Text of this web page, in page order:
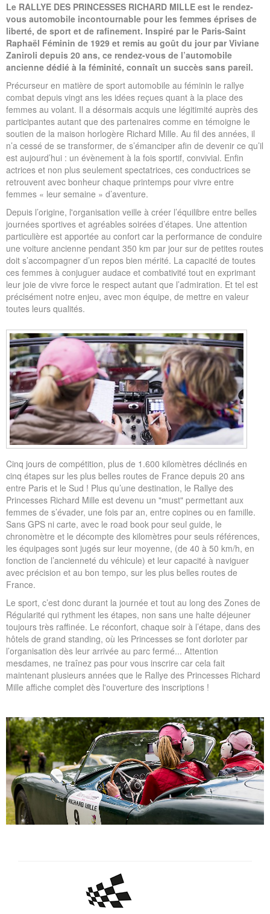
Le RALLYE DES PRINCESSES RICHARD MILLE est le rendez-
vous automobile incontournable pour les femmes éprises de
liberté, de sport et de rafinement. Inspiré par le Paris-Saint
Raphaël Féminin de 1929 et remis au goût du jour par Viviane
Zaniroli depuis 20 ans, ce rendez-vous de l’automobile
ancienne dédié à la féminité, connaît un succès sans pareil.
Précurseur en matière de sport automobile au féminin le rallye
combat depuis vingt ans les idées reçues quant à la place des
femmes au volant. Il a désormais acquis une légitimité auprès des
participantes autant que des partenaires comme en témoigne le
soutien de la maison horlogère Richard Mille. Au fil des années, il
n’a cessé de se transformer, de s’émanciper afin de devenir ce qu’il
est aujourd’hui : un évènement à la fois sportif, convivial. Enfin
actrices et non plus seulement spectatrices, ces conductrices se
retrouvent avec bonheur chaque printemps pour vivre entre
femmes « leur semaine » d’aventure.
Depuis l’origine, l'organisation veille à créer l’équilibre entre belles
journées sportives et agréables soirées d’étapes. Une attention
particulière est apportée au confort car la performance de conduire
une voiture ancienne pendant 350 km par jour sur de petites routes
doit s’accompagner d’un repos bien mérité. La capacité de toutes
ces femmes à conjuguer audace et combativité tout en exprimant
leur joie de vivre force le respect autant que l’admiration. Et tel est
précisément notre enjeu, avec mon équipe, de mettre en valeur
toutes leurs qualités.
Cinq jours de compétition, plus de 1.600 kilomètres déclinés en
cinq étapes sur les plus belles routes de France depuis 20 ans
entre Paris et le Sud ! Plus qu’une destination, le Rallye des
Princesses Richard Mille est devenu un "must" permettant aux
femmes de s’évader, une fois par an, entre copines ou en famille.
Sans GPS ni carte, avec le road book pour seul guide, le
chronomètre et le décompte des kilomètres pour seuls références,
les équipages sont jugés sur leur moyenne, (de 40 à 50 km/h, en
fonction de l’ancienneté du véhicule) et leur capacité à naviguer
avec précision et au bon tempo, sur les plus belles routes de
France.
Le sport, c’est donc durant la journée et tout au long des Zones de
Régularité qui rythment les étapes, non sans une halte déjeuner
toujours très raffinée. Le réconfort, chaque soir à l’étape, dans des
hôtels de grand standing, où les Princesses se font dorloter par
l’organisation dès leur arrivée au parc fermé... Attention
mesdames, ne traînez pas pour vous inscrire car cela fait
maintenant plusieurs années que le Rallye des Princesses Richard
Mille affiche complet dès l'ouverture des inscriptions !